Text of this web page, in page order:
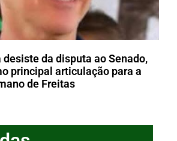
desiste da disputa ao Senado,
principal articulação para a
de Freitas